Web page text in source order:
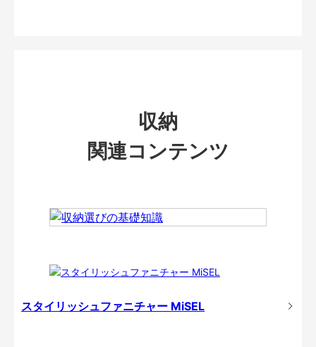
収納
関連コンテンツ
スタイリッシュファニチャー MiSEL